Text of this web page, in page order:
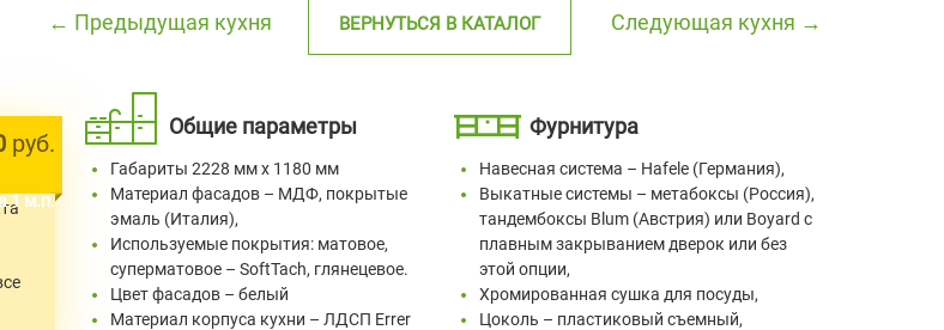
← Предыдущая кухня ВЕРНУТЬСЯ В КАТАЛОГ Следующая кухня →
руб.
1 м.п.
Общие параметры
Габариты 2228 мм х 1180 мм
Материал фасадов – МДФ, покрытые
эмаль (Италия),
Используемые покрытия: матовое,
суперматовое – SoftTach, глянецевое.
Цвет фасадов – белый
Материал корпуса кухни – ЛДСП Errer
Фурнитура
Навесная система – Hafele (Германия),
Выкатные системы – метабоксы (Россия),
тандембоксы Blum (Австрия) или Boyard с
плавным закрыванием дверок или без
этой опции,
Хромированная сушка для посуды,
Цоколь – пластиковый съемный,